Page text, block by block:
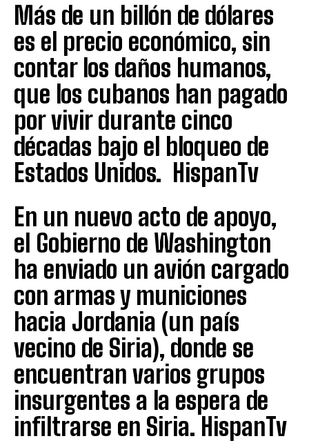
Más de un billón de dólares
es el precio económico, sin
contar los daños humanos,
que los cubanos han pagado
por vivir durante cinco
décadas bajo el bloqueo de
Estados Unidos. HispanTv
En un nuevo acto de apoyo,
el Gobierno de Washington
ha enviado un avión cargado
con armas y municiones
hacia Jordania (un país
vecino de Siria), donde se
encuentran varios grupos
insurgentes a la espera de
infiltrarse en Siria. HispanTv